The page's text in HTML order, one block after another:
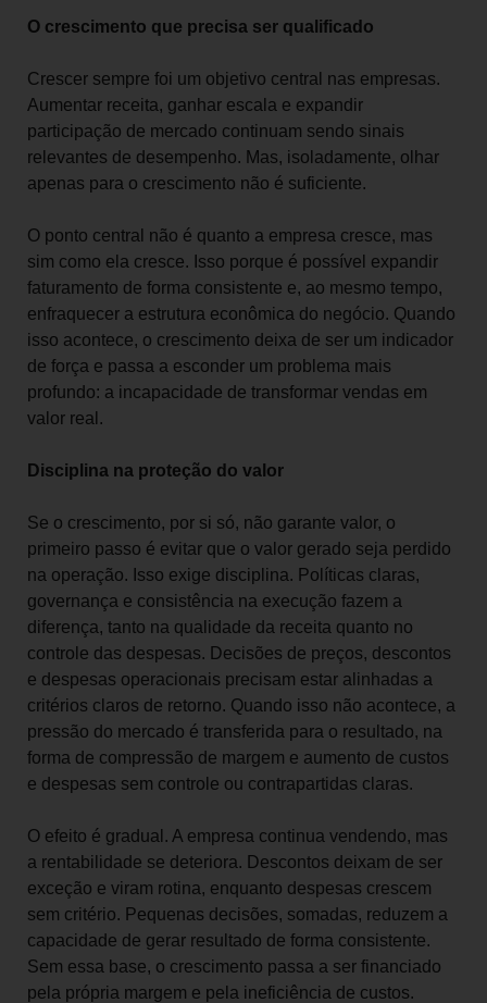
O crescimento que precisa ser qualificado
Crescer sempre foi um objetivo central nas empresas.
Aumentar receita, ganhar escala e expandir
participação de mercado continuam sendo sinais
relevantes de desempenho. Mas, isoladamente, olhar
apenas para o crescimento não é suficiente.
O ponto central não é quanto a empresa cresce, mas
sim como ela cresce. Isso porque é possível expandir
faturamento de forma consistente e, ao mesmo tempo,
enfraquecer a estrutura econômica do negócio. Quando
isso acontece, o crescimento deixa de ser um indicador
de força e passa a esconder um problema mais
profundo: a incapacidade de transformar vendas em
valor real.
Disciplina na proteção do valor
Se o crescimento, por si só, não garante valor, o
primeiro passo é evitar que o valor gerado seja perdido
na operação. Isso exige disciplina. Políticas claras,
governança e consistência na execução fazem a
diferença, tanto na qualidade da receita quanto no
controle das despesas. Decisões de preços, descontos
e despesas operacionais precisam estar alinhadas a
critérios claros de retorno. Quando isso não acontece, a
pressão do mercado é transferida para o resultado, na
forma de compressão de margem e aumento de custos
e despesas sem controle ou contrapartidas claras.
O efeito é gradual. A empresa continua vendendo, mas
a rentabilidade se deteriora. Descontos deixam de ser
exceção e viram rotina, enquanto despesas crescem
sem critério. Pequenas decisões, somadas, reduzem a
capacidade de gerar resultado de forma consistente.
Sem essa base, o crescimento passa a ser financiado
pela própria margem e pela ineficiência de custos.